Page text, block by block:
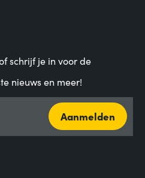
schrijf je in voor de
nieuws en meer!
Aanmelden